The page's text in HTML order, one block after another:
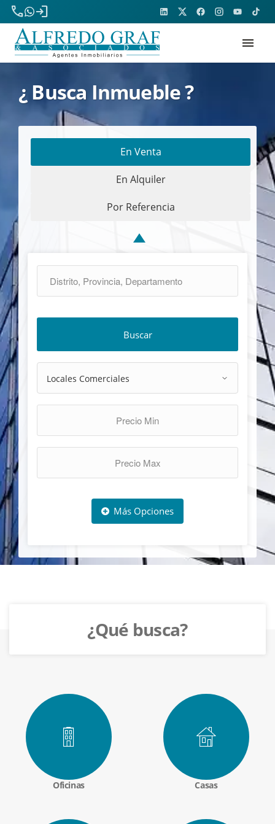
phone
login
menu
¿ Busca Inmueble ?
En Venta
En Alquiler
Por Referencia
Buscar
Más Opciones
¿Qué busca?
Oficinas Casas